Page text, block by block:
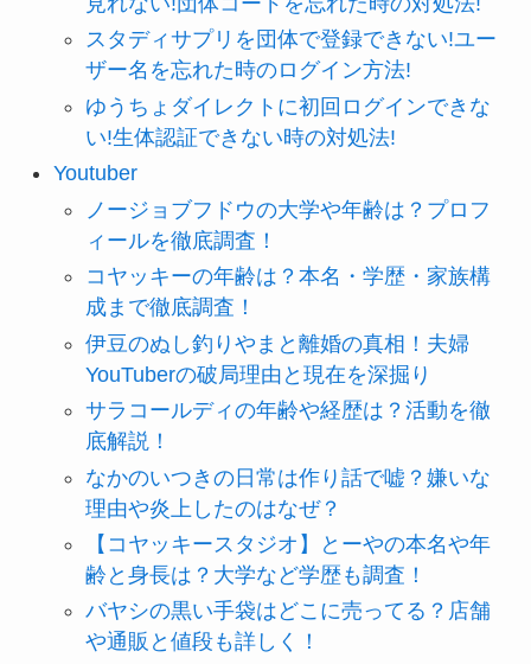
スタディサプリを団体で登録できない!ユー
ザー名を忘れた時のログイン方法!
ゆうちょダイレクトに初回ログインできな
い!生体認証できない時の対処法!
Youtuber
ノージョブフドウの大学や年齢は？プロフ
ィールを徹底調査！
コヤッキーの年齢は？本名・学歴・家族構
成まで徹底調査！
伊豆のぬし釣りやまと離婚の真相！夫婦
YouTuberの破局理由と現在を深掘り
サラコールディの年齢や経歴は？活動を徹
底解説！
なかのいつきの日常は作り話で嘘？嫌いな
理由や炎上したのはなぜ？
【コヤッキースタジオ】とーやの本名や年
齢と身長は？大学など学歴も調査！
バヤシの黒い手袋はどこに売ってる？店舗
や通販と値段も詳しく！